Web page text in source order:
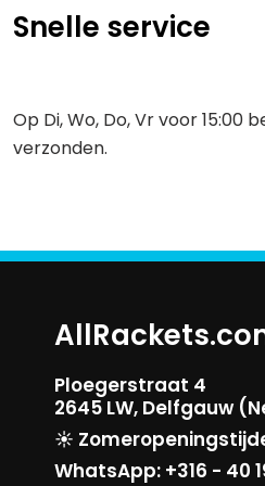
Snelle service
Op Di, Wo, Do, Vr voor 15:00
verzonden.
Ploegerstraat 4
2645 LW, Delfgauw
☀️
WhatsApp: +316 - 40